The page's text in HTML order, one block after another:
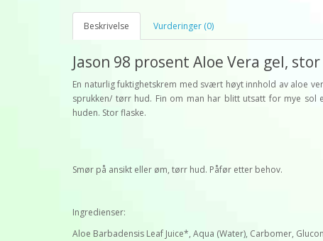
Beskrivelse Vurderinger (0)
Jason 98 prosent Aloe Vera gel,
En naturlig fuktighetskrem med svært høyt innhold av aloe
sprukken/ tørr hud. Fin om man har blitt utsatt for mye
huden. Stor flaske.
Smør på ansikt eller øm, tørr hud. Påfør etter behov.
Ingredienser:
Aloe Barbadensis Leaf Juice*, Aqua (Water), Carbomer,